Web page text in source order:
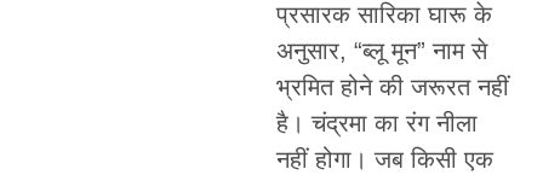
प्रसारक सारिका घारू के
अनुसार, “ब्लू मून” नाम से
भ्रमित होने की जरूरत नहीं
है। चंद्रमा का रंग नीला
नहीं होगा। जब किसी एक